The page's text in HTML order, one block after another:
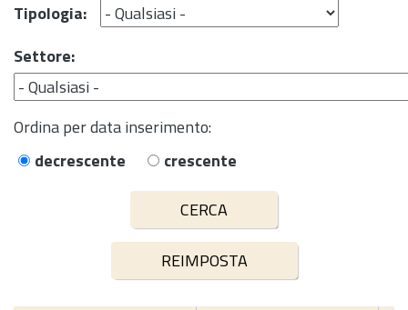
Tipologia:
Settore:
Ordina per data inserimento:
decrescente
crescente